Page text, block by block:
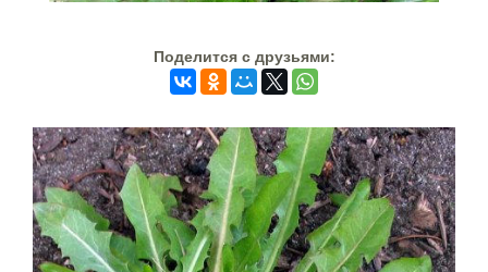
Поделится c друзьями: